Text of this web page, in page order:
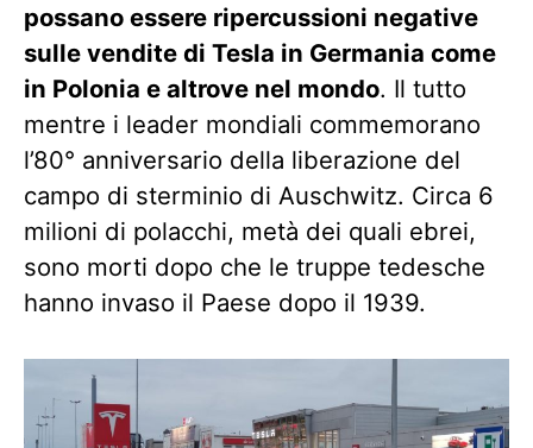
possano essere ripercussioni negative
sulle vendite di Tesla in Germania come
in Polonia e altrove nel mondo. Il tutto
mentre i leader mondiali commemorano
l’80° anniversario della liberazione del
campo di sterminio di Auschwitz. Circa 6
milioni di polacchi, metà dei quali ebrei,
sono morti dopo che le truppe tedesche
hanno invaso il Paese dopo il 1939.